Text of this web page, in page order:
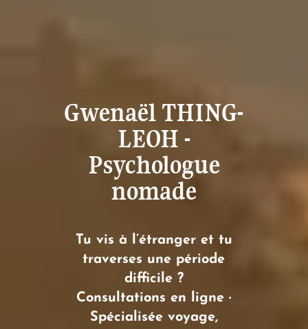
Gwenaël THING-
LEOH -
Psychologue
nomade
Tu vis à l’étranger et tu
traverses une période
difficile ?
Consultations en ligne ·
Spécialisée voyage,